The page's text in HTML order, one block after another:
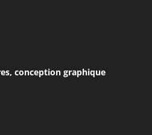
conception graphique